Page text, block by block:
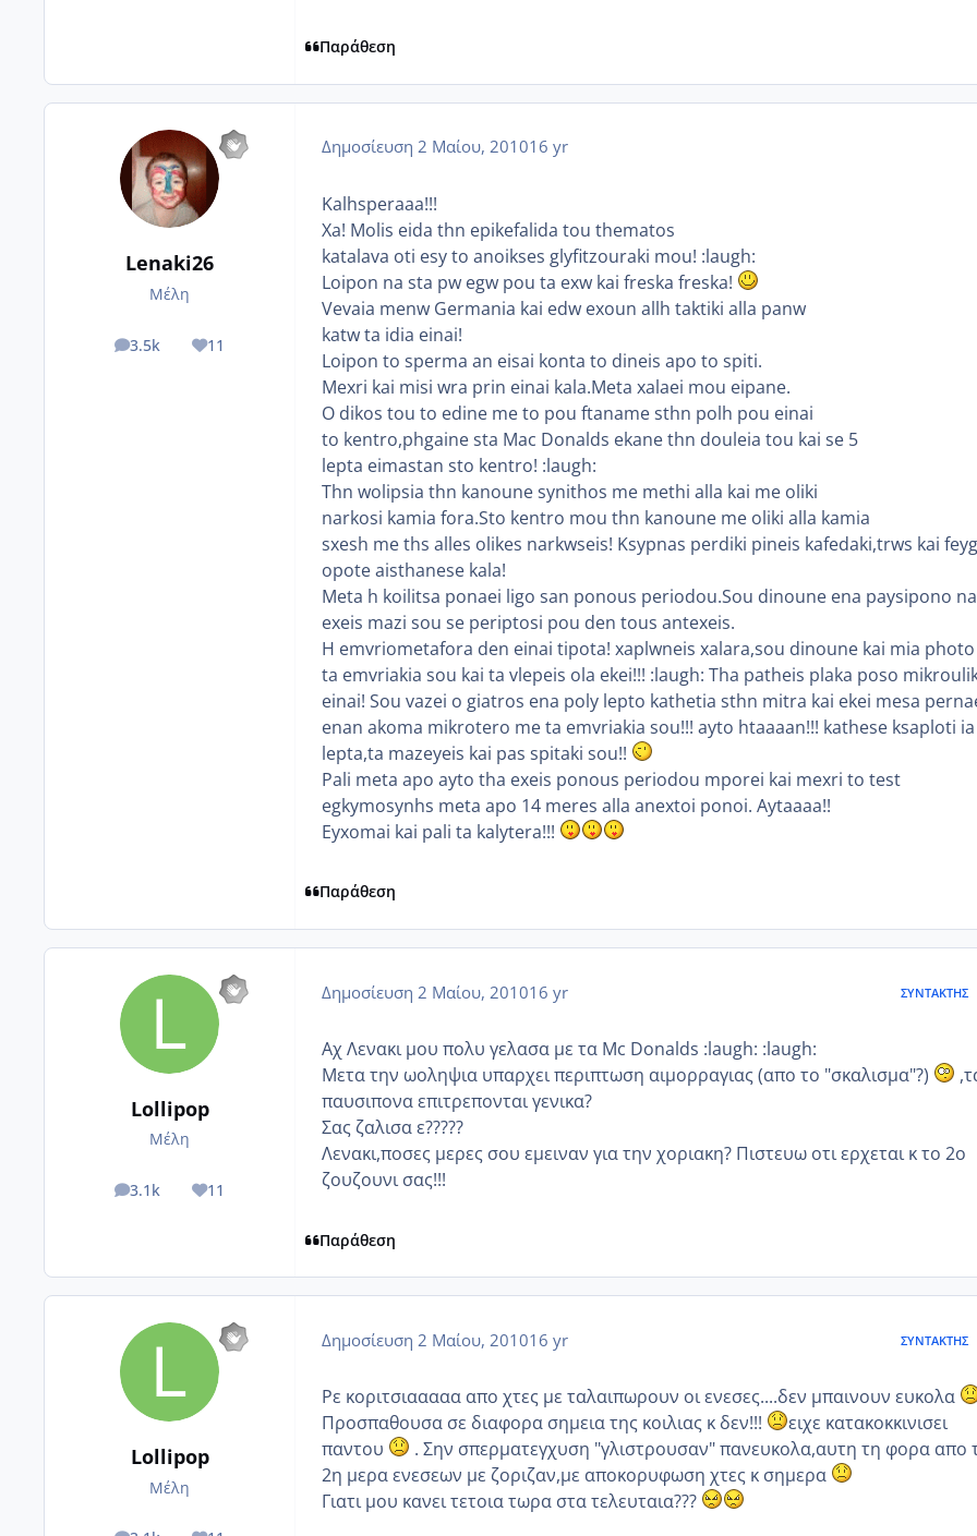
Παράθεση
Lenaki26
Μέλη
3.5k
posts 11
Reputation
Δημοσίευση 2 Μαίου, 201016 yr
Kalhsperaaa!!!
Xa! Molis eida thn epikefalida tou thematos
katalava oti esy to anoikses glyfitzouraki mou! :laugh:
Loipon na sta pw egw pou ta exw kai freska freska!
Vevaia menw Germania kai edw exoun allh taktiki alla panw
katw ta idia einai!
Loipon to sperma an eisai konta to dineis apo to spiti.
Mexri kai misi wra prin einai kala.Meta xalaei mou eipane.
O dikos tou to edine me to pou ftaname sthn polh pou einai
to kentro,phgaine sta Mac Donalds ekane thn douleia tou kai se 5
lepta eimastan sto kentro! :laugh:
Thn wolipsia thn kanoune synithos me methi alla kai me oliki
narkosi kamia fora.Sto kentro mou thn kanoune me oliki alla kamia
sxesh me ths alles olikes narkwseis! Ksypnas perdiki pineis kafedaki,trws kai
opote aisthanese kala!
Meta h koilitsa ponaei ligo san ponous periodou.Sou dinoune ena paysipono na
exeis mazi sou se periptosi pou den tous antexeis.
H emvriometafora den einai tipota! xaplwneis xalara,sou dinoune kai mia
ta emvriakia sou kai ta vlepeis ola ekei!!! :laugh: Tha patheis plaka poso
einai! Sou vazei o giatros ena poly lepto kathetia sthn mitra kai ekei mesa
enan akoma mikrotero me ta emvriakia sou!!! ayto htaaaan!!! kathese ksaploti
lepta,ta mazeyeis kai pas spitaki sou!!
Pali meta apo ayto tha exeis ponous periodou mporei kai mexri to test
egkymosynhs meta apo 14 meres alla anextoi ponoi. Aytaaaa!!
Eyxomai kai pali ta kalytera!!!
Παράθεση
Lollipop
Μέλη
3.1k
posts 11
Reputation
Δημοσίευση 2 Μαίου, 201016 yr ΣΥΝΤΆΚΤΗΣ
Αχ Λενακι μου πολυ γελασα με τα Mc Donalds :laugh: :laugh:
Μετα την ωοληψια υπαρχει περιπτωση αιμορραγιας (απο το "σκαλισμα"?)
παυσιπονα επιτρεπονται γενικα?
Σας ζαλισα ε?????
Λενακι,ποσες μερες σου εμειναν για την χοριακη? Πιστευω οτι ερχεται κ το 2ο
ζουζουνι σας!!!
Παράθεση
Lollipop
Μέλη
Δημοσίευση 2 Μαίου, 201016 yr ΣΥΝΤΆΚΤΗΣ
Ρε κοριτσιααααα απο χτες με ταλαιπωρουν οι ενεσες....δεν μπαινουν ευκολα
Προσπαθουσα σε διαφορα σημεια της κοιλιας κ δεν!!!
ειχε κατακοκκινισει
παντου
. Σην σπερματεγχυση "γλιστρουσαν" πανευκολα,αυτη τη φορα απο
2η μερα ενεσεων με ζοριζαν,με αποκορυφωση χτες κ σημερα
Γιατι μου κανει τετοια τωρα στα τελευταια???